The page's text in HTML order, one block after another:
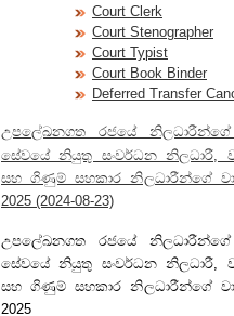
Court Clerk
Court Stenographer
Court Typist
Court Book Binder
Deferred Transfer
උපලේඛනගත රජයේ
සේවයේ නියුතු සංවර්ධන නිලධාරී,
සහ ගිණුම් සහකාර නිලධාරීන්ගේ
2025 (2024-08-23)
උපලේඛනගත රජයේ
සේවයේ නියුතු සංවර්ධන නිලධාරී,
සහ ගිණුම් සහකාර නිලධාරීන්ගේ
2025